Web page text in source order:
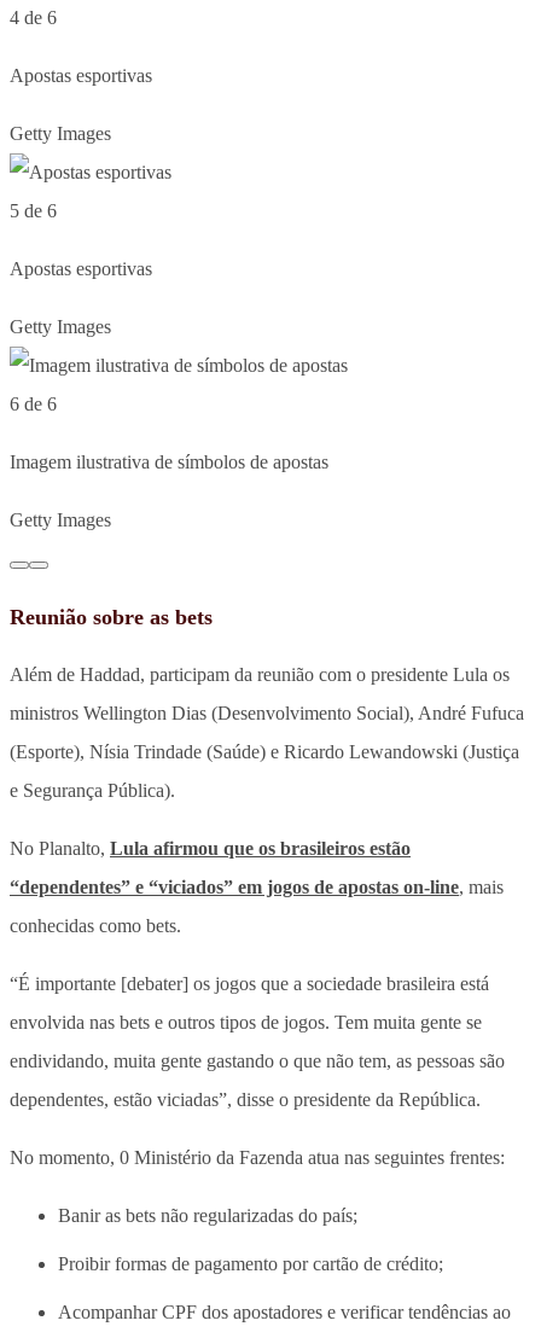
4 de 6
Apostas esportivas
Getty Images
5 de 6
Apostas esportivas
Getty Images
6 de 6
Imagem ilustrativa de símbolos de apostas
Getty Images
Reunião sobre as bets
Além de Haddad, participam da reunião com o presidente Lula os
ministros Wellington Dias (Desenvolvimento Social), André Fufuca
(Esporte), Nísia Trindade (Saúde) e Ricardo Lewandowski (Justiça
e Segurança Pública).
No Planalto, Lula afirmou que os brasileiros estão
“dependentes” e “viciados” em jogos de apostas on-line, mais
conhecidas como bets.
“É importante [debater] os jogos que a sociedade brasileira está
envolvida nas bets e outros tipos de jogos. Tem muita gente se
endividando, muita gente gastando o que não tem, as pessoas são
dependentes, estão viciadas”, disse o presidente da República.
No momento, 0 Ministério da Fazenda atua nas seguintes frentes:
Banir as bets não regularizadas do país;
Proibir formas de pagamento por cartão de crédito;
Acompanhar CPF dos apostadores e verificar tendências ao